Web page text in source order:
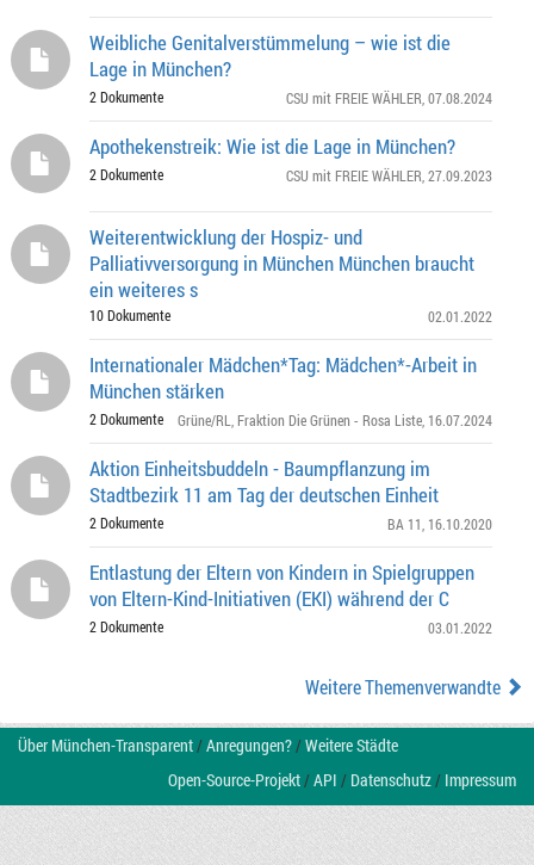
Weibliche Genitalverstümmelung – wie ist die
Lage in München?
2 Dokumente CSU mit FREIE WÄHLER , 07.08.2024
Apothekenstreik: Wie ist die Lage in München?
2 Dokumente CSU mit FREIE WÄHLER , 27.09.2023
Weiterentwicklung der Hospiz- und
Palliativversorgung in München München braucht
ein weiteres s
10 Dokumente 02.01.2022
Internationaler Mädchen*Tag: Mädchen*-Arbeit in
München stärken
2 Dokumente Grüne/RL Fraktion Die Grünen - Rosa Liste , 16.07.2024
Aktion Einheitsbuddeln - Baumpflanzung im
Stadtbezirk 11 am Tag der deutschen Einheit
2 Dokumente BA 11 , 16.10.2020
Entlastung der Eltern von Kindern in Spielgruppen
von Eltern-Kind-Initiativen (EKI) während der C
2 Dokumente 03.01.2022
Weitere Themenverwandte
Über München-Transparent/Anregungen?/Weitere Städte
Open-Source-Projekt/API / Datenschutz/ Impressum